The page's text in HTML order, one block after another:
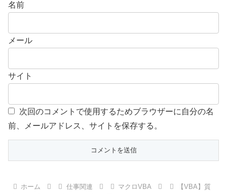
名前
メール
サイト
次回のコメントで使用するためブラウザーに自分の名
前、メールアドレス、サイトを保存する。
ホーム 仕事関連 マクロVBA
【VBA】質